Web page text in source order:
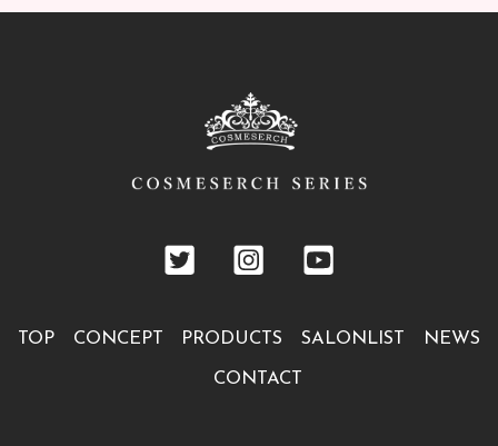
TOP CONCEPT PRODUCTS SALONLIST NEWS
CONTACT